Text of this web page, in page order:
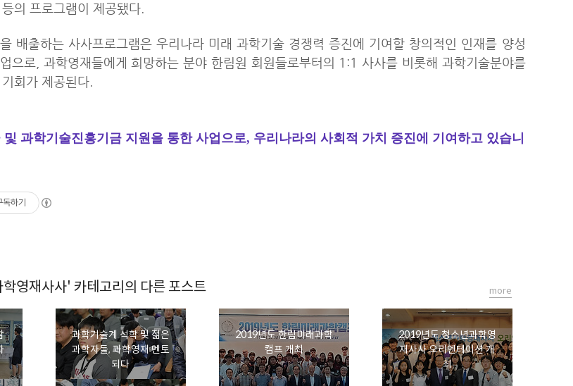
의 프로그램이 제공됐다.
배출하는 사사프로그램은 우리나라 미래 과학기술 경쟁력 증진에 기여할 창의적인 인재를 양성
으로, 과학영재들에게 희망하는 분야 한림원 회원들로부터의 1:1 사사를 비롯해 과학기술분야를
회가 제공된다.
과학기술진흥기금 지원을 통한 사업으로, 우리나라의 사회적 가치 증진에 기여하고 있습니
독하기
영재사사' 카테고리의 다른 포스트
과학기술계 석학 및 젊은
과학자들, 과학영재 멘토
되다
2019년도 한림미래과학
캠프 개최
2019년도 청소년과학영
재사사 오리엔테이션 개
최
more